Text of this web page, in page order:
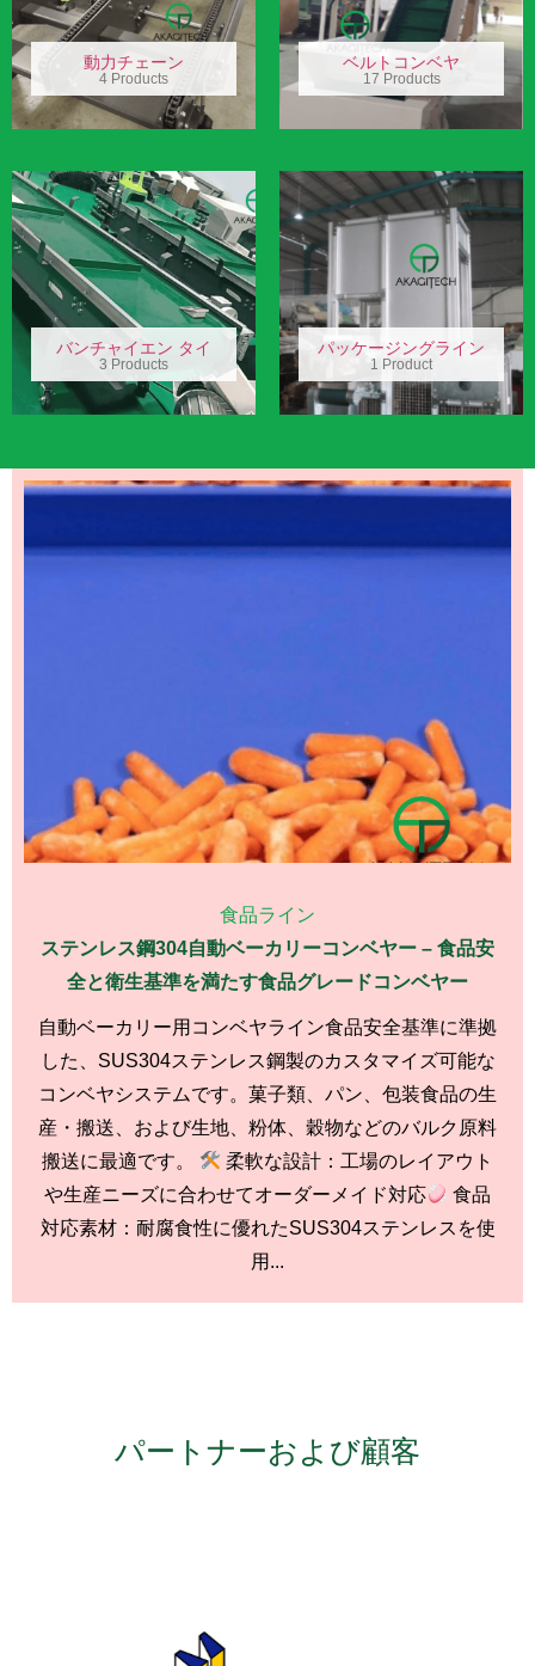
動力チェーン
4 Products
ベルトコンベヤ
17 Products
バンチャイエン タイ
3 Products
パッケージングライン
1 Product
食品ライン
ステンレス鋼304自動ベーカリーコンベヤー – 食品安
全と衛生基準を満たす食品グレードコンベヤー
自動ベーカリー用コンベヤライン食品安全基準に準拠
した、SUS304ステンレス鋼製のカスタマイズ可能な
コンベヤシステムです。菓子類、パン、包装食品の生
産・搬送、および生地、粉体、穀物などのバルク原料
搬送に最適です。
柔軟な設計：工場のレイアウト
や生産ニーズに合わせてオーダーメイド対応
食品
対応素材：耐腐食性に優れたSUS304ステンレスを使
用...
パートナーおよび顧客